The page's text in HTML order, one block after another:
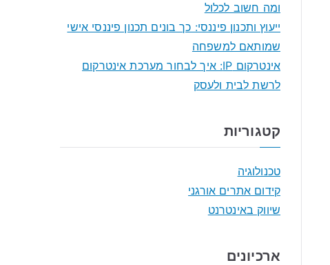
ומה חשוב לכלול
ייעוץ ותכנון פיננסי: כך בונים תכנון פיננסי אישי
שמותאם למשפחה
אינטרקום IP: איך לבחור מערכת אינטרקום
לרשת לבית ולעסק
קטגוריות
טכנולוגיה
קידום אתרים אורגני
שיווק באינטרנט
ארכיונים